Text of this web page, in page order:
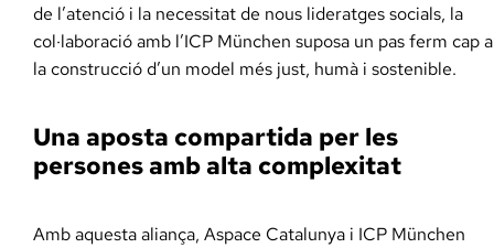
de l’atenció i la necessitat de nous lideratges socials, la
col·laboració amb l’ICP München suposa un pas ferm cap a
la construcció d’un model més just, humà i sostenible.
Una aposta compartida per les
persones amb alta complexitat
Amb aquesta aliança, Aspace Catalunya i ICP München